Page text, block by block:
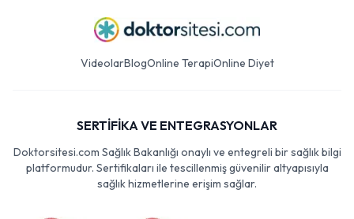
VideolarBlogOnline TerapiOnline Diyet
SERTİFİKA VE ENTEGRASYONLAR
Doktorsitesi.com Sağlık Bakanlığı onaylı ve entegreli bir sağlık bilgi
platformudur. Sertifikaları ile tescillenmiş güvenilir altyapısıyla
sağlık hizmetlerine erişim sağlar.